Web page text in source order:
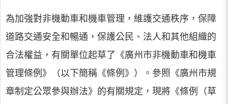
為加強對非機動車和機車管理，維護交通秩序，保障
道路交通安全和暢通，保護公民、法人和其他組織的
合法權益，有關單位起草了《廣州市非機動車和機車
管理條例》（以下簡稱《條例》）。參照《廣州市規
章制定公眾參與辦法》的有關規定，現將《條例（草